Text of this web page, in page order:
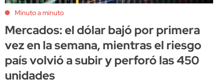
Minuto a minuto
Mercados: el dólar bajó por primera
vez en la semana, mientras el riesgo
país volvió a subir y perforó las 450
unidades